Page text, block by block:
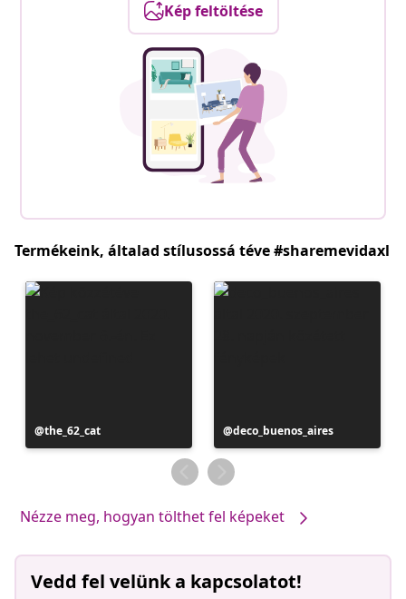
Kép feltöltése
Termékeink, általad stílusossá téve #sharemevidaxl
Bejegyzés
közzétevője
the_62_cat
Bejegyzés
közzétevője
deco_buenos_aires
Nézze meg, hogyan tölthet fel képeket
Vedd fel velünk a kapcsolatot!